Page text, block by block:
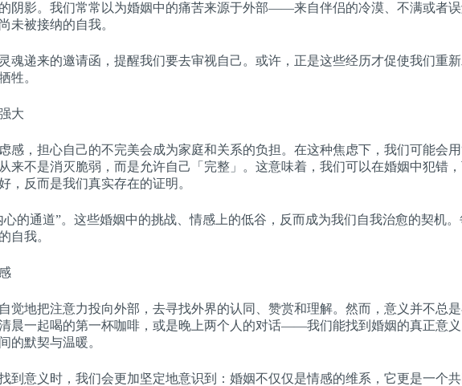
阴影。我们常常以为婚姻中的痛苦来源于外部——来自伴侣的冷漠、不满或者
未被接纳的自我。
魂递来的邀请函，提醒我们要去审视自己。或许，正是这些经历才促使我们重
牲。
大
感，担心自己的不完美会成为家庭和关系的负担。在这种焦虑下，我们可能会
来不是消灭脆弱，而是允许自己「完整」。这意味着，我们可以在婚姻中犯错
，反而是我们真实存在的证明。
的通道”。这些婚姻中的挑战、情感上的低谷，反而成为我们自我治愈的契机
自我。
觉地把注意力投向外部，去寻找外界的认同、赞赏和理解。然而，意义并不总
一起喝的第一杯咖啡，或是晚上两个人的对话——我们能找到婚姻的真正意
的默契与温暖。
到意义时，我们会更加坚定地意识到：婚姻不仅仅是情感的维系，它更是一个